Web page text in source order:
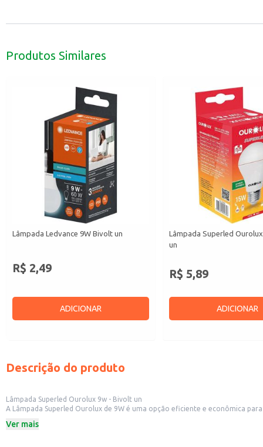
Produtos Similares
Lâmpada Ledvance 9W Bivolt un
R$ 2,49
ADICIONAR
Lâmpada Superled
un
R$ 5,89
ADICIONAR
Descrição do produto
Lâmpada Superled Ourolux 9w - Bivolt un
A Lâmpada Superled Ourolux de 9W é uma opção eficiente e econômica
Potência: 9W
Ver mais